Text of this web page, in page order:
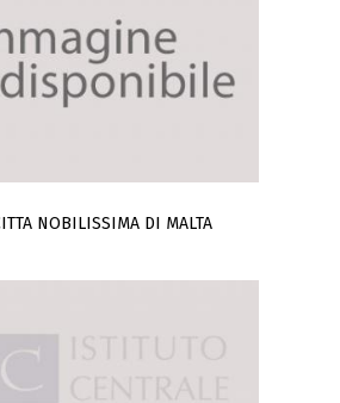
NOBILISSIMA DI MALTA